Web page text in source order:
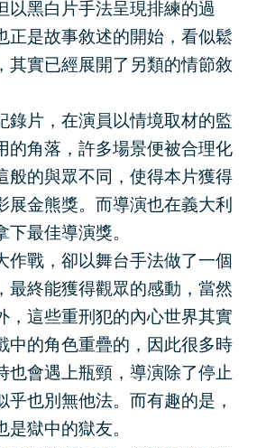
以黑白片手法呈現排練的過
正是故事敘述的開始，看似鬆
其實已經展開了另類的情節敘
錄片，在演員以情境取材的監
的角落，許多場景便被合理化
般的與眾不同，使得本片獲得
展金熊獎。而導演也在義大利
下最佳導演獎。
作戰，卻以舞台手法做了一個
最終能獲得觀眾的感動，當然
，這些重刑犯的內心世界其實
中的角色重疊的，因此很多時
也會遇上瓶頸，導演除了停止
乎也別無他法。而有趣的是，
是獄中的獄友。